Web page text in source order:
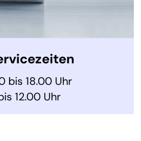
bis 18.00 Uhr
12.00 Uhr